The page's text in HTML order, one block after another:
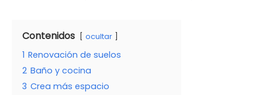
Contenidos ocultar
1 Renovación de suelos
2 Baño y cocina
3 Crea más espacio